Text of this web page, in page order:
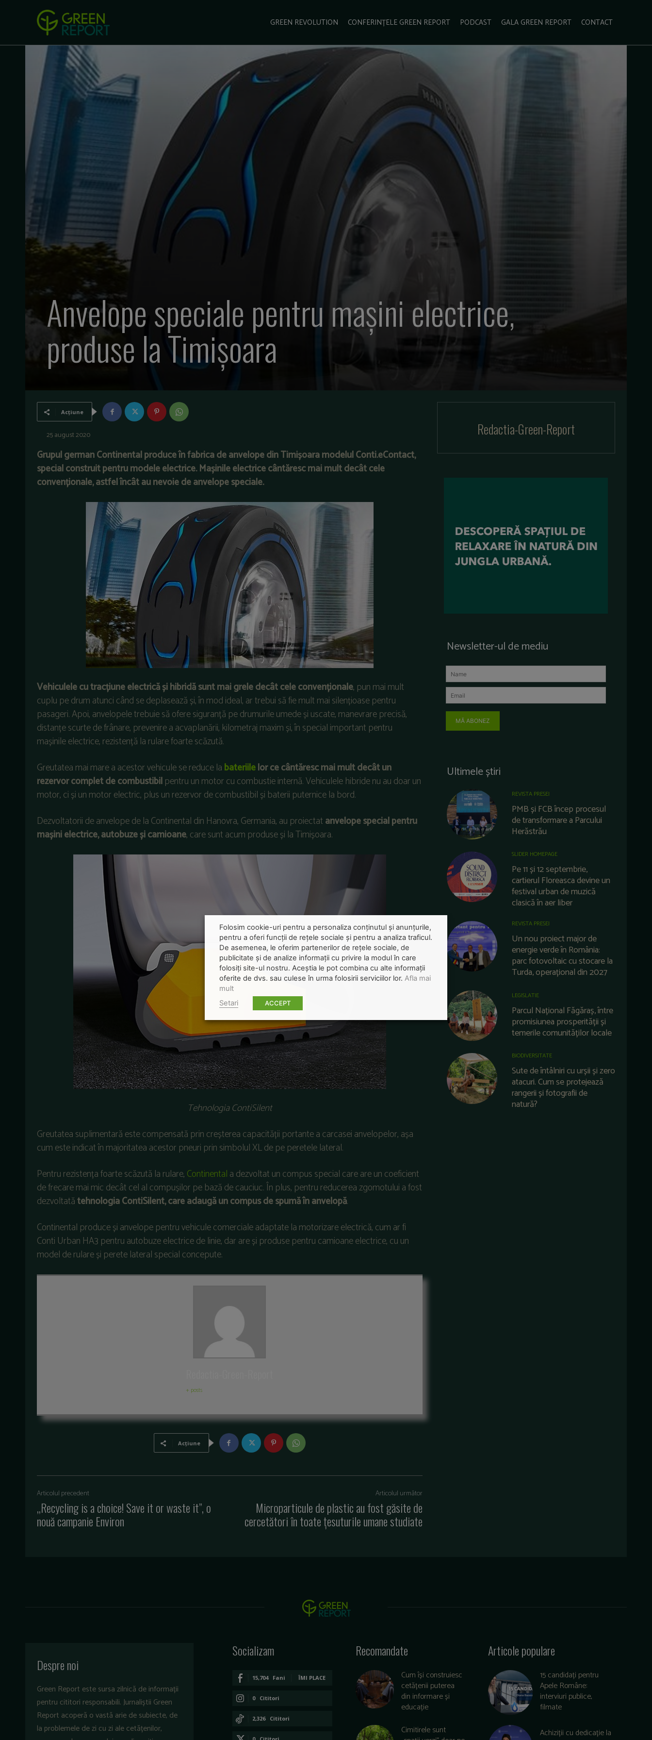
GREEN REVOLUTION CONFERINȚELE GREEN REPORT PODCAST GALA GREEN REPORT CONTACT
SCHIMBĂRI CLIMATICE
Anvelope speciale pentru mașini electrice,
produse la Timișoara
Acțiune
25 august 2020
Grupul german Continental produce în fabrica de anvelope din Timișoara modelul Conti.eContact,
special construit pentru modele electrice. Mașinile electrice cântăresc mai mult decât cele
convenționale, astfel încât au nevoie de anvelope speciale.
Vehiculele cu tracțiune electrică și hibridă sunt mai grele decât cele convenționale, pun mai mult
cuplu pe drum atunci când se deplasează și, în mod ideal, ar trebui să fie mult mai silențioase pentru
pasageri. Apoi, anvelopele trebuie să ofere siguranță pe drumurile umede și uscate, manevrare precisă,
distanțe scurte de frânare, prevenire a acvaplanării, kilometraj maxim și, în special important pentru
mașinile electrice, rezistență la rulare foarte scăzută.
Greutatea mai mare a acestor vehicule se reduce labateriilelor ce cântăresc mai mult decât un
rezervor complet de combustibilpentru un motor cu combustie internă. Vehiculele hibride nu au doar un
motor, ci și un motor electric, plus un rezervor de combustibil și baterii puternice la bord.
Dezvoltatorii de anvelope de la Continental din Hanovra, Germania, au proiectatanvelope special pentru
mașini electrice, autobuze și camioane, care sunt acum produse și la Timișoara.
Tehnologia ContiSilent
Greutatea suplimentară este compensată prin creșterea capacității portante a carcasei anvelopelor, așa
cum este indicat în majoritatea acestor pneuri prin simbolul XL de pe peretele lateral.
Pentru rezistența foarte scăzută la rulare,Continentala dezvoltat un compus special care are un coeficient
de frecare mai mic decât cel al compușilor pe bază de cauciuc. În plus, pentru reducerea zgomotului a fost
dezvoltatătehnologia ContiSilent, care adaugă un compus de spumă în anvelopă.
Continental produce și anvelope pentru vehicule comerciale adaptate la motorizare electrică, cum ar fi
Conti Urban HA3 pentru autobuze electrice de linie, dar are și produse pentru camioane electrice, cu un
model de rulare și perete lateral special concepute.
+ posts
Acțiune
Articolul precedent
,,Recycling is a choice! Save it or waste it”, o
nouă campanie Environ
Articolul următor
Microparticule de plastic au fost găsite de
cercetători în toate ţesuturile umane studiate
Redactia-Green-Report
Newsletter-ul de mediu
MĂ ABONEZ
Ultimele știri
REVISTA PRESEI
PMB și FCB încep procesul
de transformare a Parcului
Herăstrău
SLIDER HOMEPAGE
Pe 11 și 12 septembrie,
cartierul Floreasca devine un
festival urban de muzică
clasică în aer liber
REVISTA PRESEI
Un nou proiect major de
energie verde în România:
parc fotovoltaic cu stocare la
Turda, operațional din 2027
LEGISLATIE
Parcul Național Făgăraș, între
promisiunea prosperității și
temerile comunităților locale
BIODIVERSITATE
Sute de întâlniri cu urșii și zero
atacuri. Cum se protejează
rangerii și fotografii de
natură?
Despre noi
Green Report este sursa zilnică de informații
pentru cititori responsabili. Jurnaliștii Green
Report acoperă o vastă arie de subiecte, de
la problemele de zi cu zi ale cetățenilor,
Socializam
15,704 Fani ÎMI PLACE
0 Cititori
CONECTAȚI-VĂ
2,326 Cititori
Recomandate
Cum își construiesc
cetățenii puterea
din informare și
educație
Cimitirele sunt
Articole populare
15 candidați pentru
Apele Române:
interviuri publice,
filmate
Achiziții cu dedicație la
Folosim cookie-uri pentru a personaliza conținutul și anunțurile,
pentru a oferi funcții de rețele sociale și pentru a analiza traficul.
De asemenea, le oferim partenerilor de rețele sociale, de
publicitate și de analize informații cu privire la modul în care
folosiți site-ul nostru. Aceștia le pot combina cu alte informații
oferite de dvs. sau culese în urma folosirii serviciilor lor. Afla mai
mult
Setari
ACCEPT